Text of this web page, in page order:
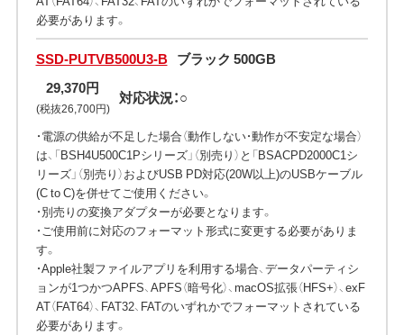
必要があります。
SSD-PUTVB500U3-B ブラック 500GB
29,370円
(税抜26,700円)
対応状況：○
・電源の供給が不足した場合（動作しない・動作が不安定な場合）
は、「BSH4U500C1Pシリーズ」（別売り）と「BSACPD2000C1シ
リーズ」（別売り）およびUSB PD対応(20W以上)のUSBケーブル
(C to C)を併せてご使用ください。
・別売りの変換アダプターが必要となります。
・ご使用前に対応のフォーマット形式に変更する必要がありま
す。
・Apple社製ファイルアプリを利用する場合、データパーティシ
ョンが1つかつAPFS、APFS（暗号化）、macOS拡張（HFS+）、exF
AT（FAT64）、FAT32、FATのいずれかでフォーマットされている
必要があります。